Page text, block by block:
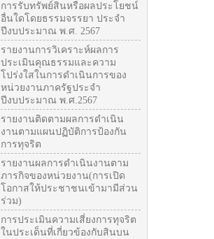
การรับทรัพย์สินหรือผลประโยชน์
อื่นใดโดยธรรมจรรยา ประจำ
ปีงบประมาณ พ.ศ. 2567
รายงานการวิเคราะห์ผลการ
ประเมินคุณธรรมและความ
โปร่งใสในการดำเนินการของ
หน่วยงานภาครัฐประจำ
ปีงบประมาณ พ.ศ.2567
รายงานติดตามผลการดำเนิน
งานตามแผนปฏิบัติการป้องกัน
การทุจริต
รายงานผลการดำเนินงานตาม
ภารกิจของหน่วยงาน(การเปิด
โอกาสให้ประชาชนเข้ามามีส่วน
ร่วม)
การประเมินความเสี่ยงการทุจริต
ในประเด็นที่เกี่ยวข้องกับสินบน